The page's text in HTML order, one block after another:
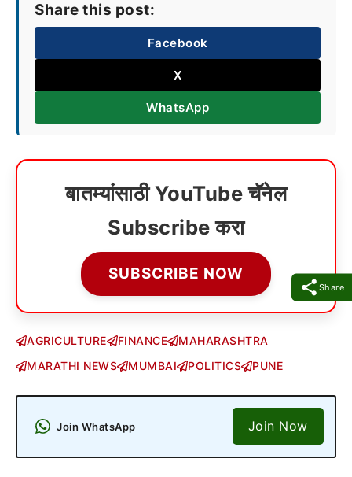
Share
Share this post:
Facebook
X
WhatsApp
बातम्यांसाठी YouTube चॅनेल
Subscribe करा
SUBSCRIBE NOW
AGRICULTURE FINANCE
MAHARASHTRA
MARATHI NEWS
MUMBAI POLITICS PUNE
Join WhatsApp Join Now